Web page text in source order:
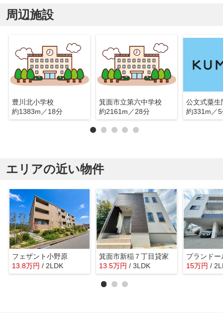
周辺施設
豊川北小学校
約1383m／18分
箕面市立第六中学校
約2161m／28分
公文式粟生
約331m／
エリアの近い物件
フェザント小野原
13.8万円 / 2LDK
箕面市新稲７丁目貸家
13.5万円 / 3LDK
プランドー
15万円 /